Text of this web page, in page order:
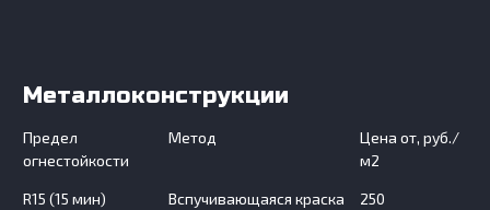
Металлоконструкции
Предел
огнестойкости
Метод
Цена от, руб./
м2
R15 (15 мин) Вспучивающаяся краска 250